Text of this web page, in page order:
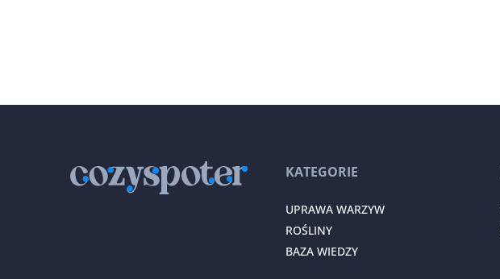
KATEGORIE
UPRAWA WARZYW
ROŚLINY
BAZA WIEDZY